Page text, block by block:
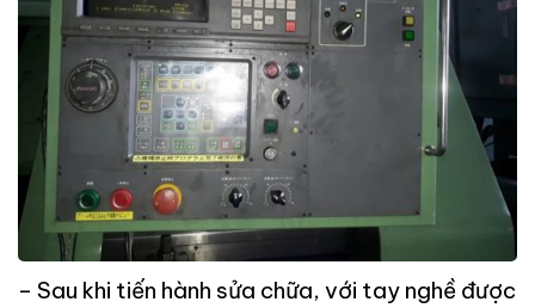
– Sau khi tiến hành sửa chữa, với tay nghề được